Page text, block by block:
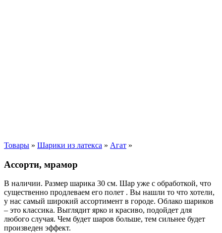
Товары » Шарики из латекса » Агат »
Ассорти, мрамор
В наличии. Размер шарика 30 см. Шар уже с обработкой, что
существенно продлеваем его полет . Вы нашли то что хотели,
у нас самый широкий ассортимент в городе. Облако шариков
– это классика. Выглядит ярко и красиво, подойдет для
любого случая. Чем будет шаров больше, тем сильнее будет
произведен эффект.